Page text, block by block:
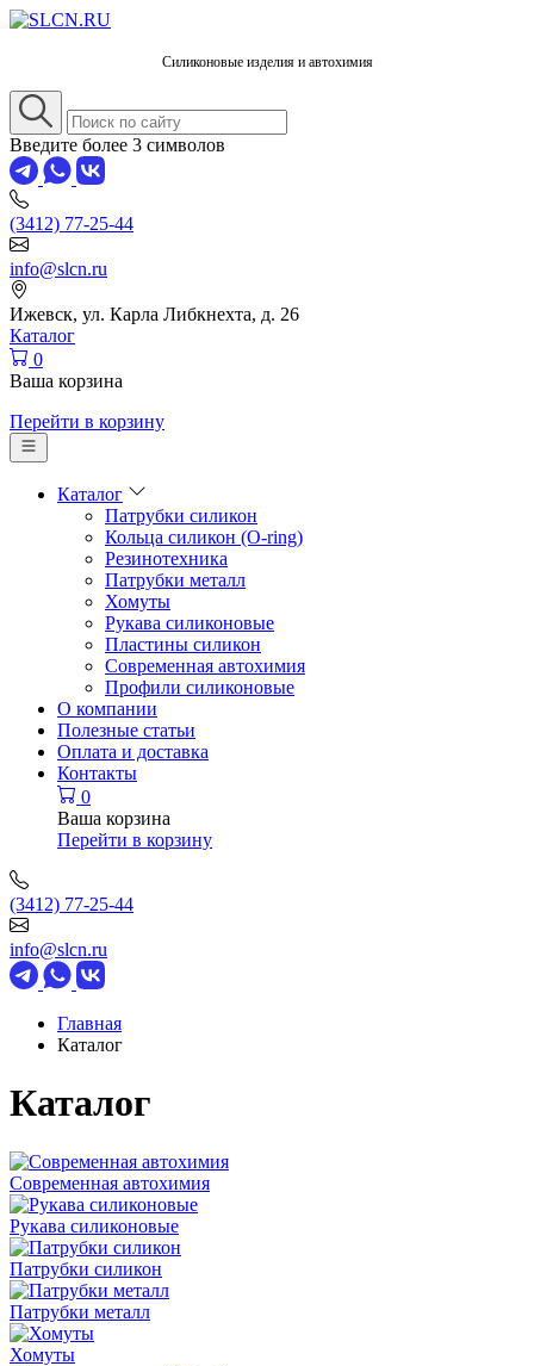
Силиконовые изделия и автохимия
Введите более 3 символов
(3412) 77-25-44
info@slcn.ru
Ижевск, ул. Карла Либкнехта, д. 26
Каталог
0
Ваша корзина
Перейти в корзину
Каталог
Патрубки силикон
Кольца силикон (O-ring)
Резинотехника
Патрубки металл
Хомуты
Рукава силиконовые
Пластины силикон
Современная автохимия
Профили силиконовые
О компании
Полезные статьи
Оплата и доставка
Контакты
0
Ваша корзина
Перейти в корзину
(3412) 77-25-44
info@slcn.ru
Главная
Каталог
Каталог
Современная автохимия
Рукава силиконовые
Патрубки силикон
Патрубки металл
Хомуты